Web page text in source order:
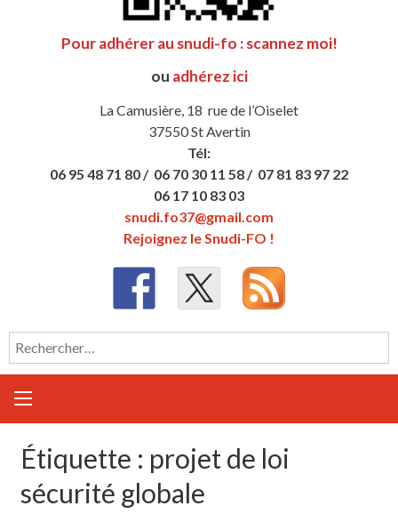
Pour adhérer au snudi-fo : scannez moi!
ou adhérez ici
La Camusière, 18 rue de l’Oiselet
37550 St Avertin
Tél:
06 95 48 71 80 / 06 70 30 11 58 / 07 81 83 97 22
06 17 10 83 03
snudi.fo37@gmail.com
Rejoignez le Snudi-FO !
Rechercher :
Étiquette : projet de loi
sécurité globale